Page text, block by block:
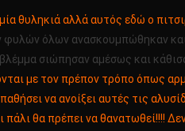
θυληκιά αλλά αυτός εδώ ο
φυλών όλων ανασκουμπώθηκαν
σιώπησαν αμέσως και
με τον πρέπον τρόπο όπως
να ανοίξει αυτές τις
πάλι θα πρέπει να θανατωθεί!!!!